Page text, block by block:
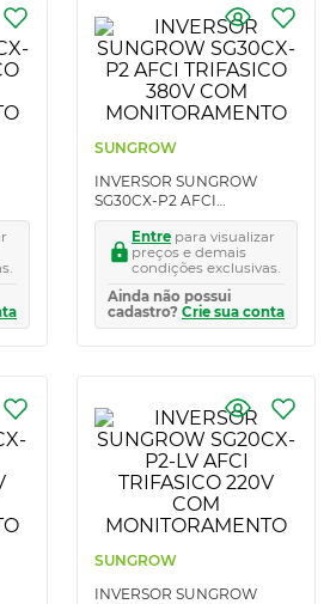
SUNGROW
INVERSOR SUNGROW
SG30CX-P2 AFCI
TRIFASICO 380V COM
MONITORAMENTO
Entre para visualizar
preços e demais
condições exclusivas.
Ainda não possui
cadastro? Crie sua conta
SUNGROW
INVERSOR SUNGROW